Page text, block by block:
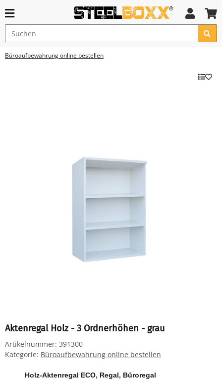
Büroaufbewahrung online bestellen
Aktenregal Holz - 3 Ordnerhöhen - grau
Artikelnummer: 391300
Kategorie: Büroaufbewahrung online bestellen
Holz-Aktenregal ECO, Regal, Büroregal